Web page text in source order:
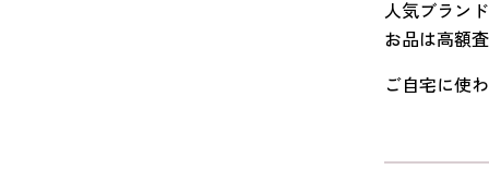
人気ブラン
お品は高額
ご自宅に使